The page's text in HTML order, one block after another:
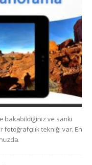
bakabildiğiniz ve sanki
tekniği var. En